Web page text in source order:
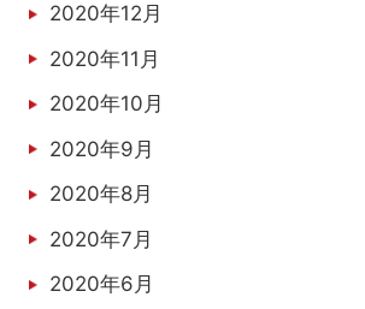
2020年12月
2020年11月
2020年10月
2020年9月
2020年8月
2020年7月
2020年6月